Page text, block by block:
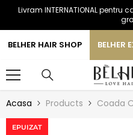
SARI LA CONTINUT
Livram INTERNATIONAL
BELHER HAIR SHOP BELHER
Acasa Products Coada
EPUIZAT